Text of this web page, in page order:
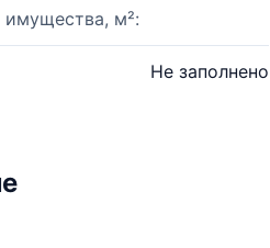
м²:
Не заполнено